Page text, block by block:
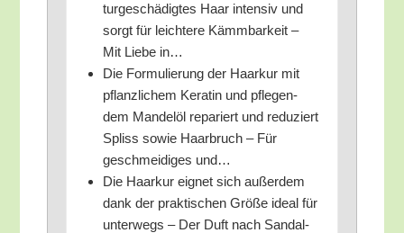
tur­ge­schä­dig­tes Haar inten­siv und
sorgt für leich­te­re Kämm­bar­keit –
Mit Lie­be in…
Die For­mu­lie­rung der Haar­kur mit
pflanz­li­chem Kera­tin und pfle­gen­
dem Man­del­öl repa­riert und redu­ziert
Spliss sowie Haar­bruch – Für
geschmei­di­ges und…
Die Haar­kur eig­net sich außer­dem
dank der prak­ti­schen Grö­ße ide­al für
unter­wegs – Der Duft nach San­dal­